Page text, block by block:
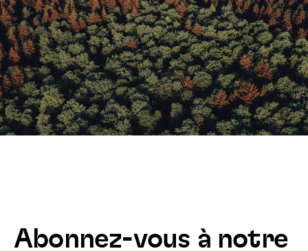
Abonnez-vous à notre